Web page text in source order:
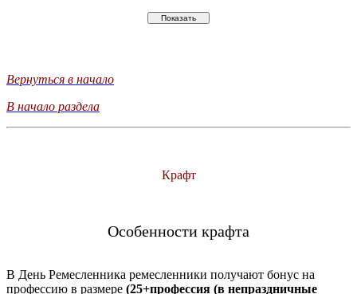
Вернуться в начало
В начало раздела
Крафт
Особенности крафта
В День Ремесленника ремесленники получают бонус на
профессию в размере (25+профессия (в непраздничные